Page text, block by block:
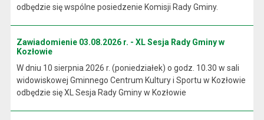
odbędzie się wspólne posiedzenie Komisji Rady Gminy.
Zawiadomienie 03.08.2026 r. - XL Sesja Rady Gminy w
Kozłowie
W dniu 10 sierpnia 2026 r. (poniedziałek) o godz. 10.30 w sali
widowiskowej Gminnego Centrum Kultury i Sportu w Kozłowie
odbędzie się XL Sesja Rady Gminy w Kozłowie